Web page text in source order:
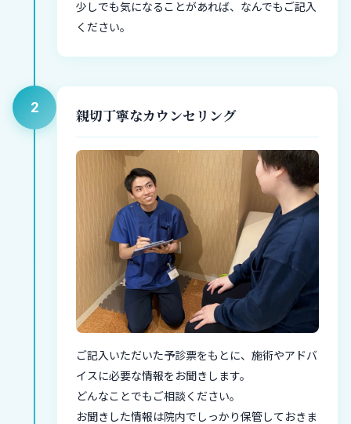
少しでも気になることがあれば、なんでもご記入
ください。
2
親切丁寧なカウンセリング
ご記入いただいた予診票をもとに、施術やアドバ
イスに必要な情報をお聞きします。
どんなことでもご相談ください。
お聞きした情報は院内でしっかり保管しておきま